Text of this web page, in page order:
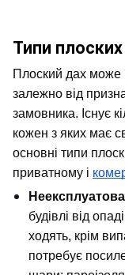
Типи плоских
Плоский дах може
залежно від
замовника. Існує
кожен з яких має
основні типи
приватному і
будівлі від
ходять, крім
потребує